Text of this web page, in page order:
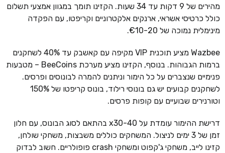
מהירים של 9 דקות עד 34 שעות. הקזינו תומך במגוון אמצעי תשלום
כולל כרטיסי אשראי, ארנקים אלקטרוניים וקריפטו, עם הפקדה
מינימלית נמוכה של €10-20.
Wazbee מציע תוכנית VIP מקיפה עם קאשבק עד 40% לשחקנים
ברמות הגבוהות. בנוסף, הקזינו מציע מערכת BeeCoins – מטבעות
פנימיים שנצברים על כל הימור וניתנים להמרה לבונוסים ופרסים.
לשחקנים קבועים יש גם בונוסי רילוד, בונוס קריפטו של 150%
וטורנירים שבועיים עם קופות פרסים.
דרישת ההימור עומדת על x30-40 בהתאם לסוג הבונוס, עם חלון
זמן של 3 ימים לניצול. המשחקים כוללים משבצות, משחקי שולחן,
קזינו לייב, משחקי ג'קפוט ומשחקי crash פופולריים. חשוב לבדוק